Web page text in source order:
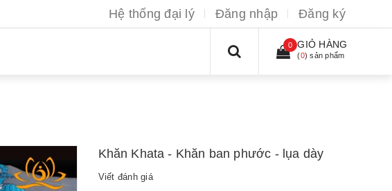
Hệ thống đại lý Đăng nhập Đăng ký
0 GIỎ HÀNG
(0) sản phẩm
Khăn Khata - Khăn ban phước - lụa dày
Viết đánh giá